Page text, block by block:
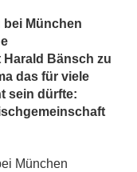
bei München
Bänsch zu
das für viele
sein dürfte:
München